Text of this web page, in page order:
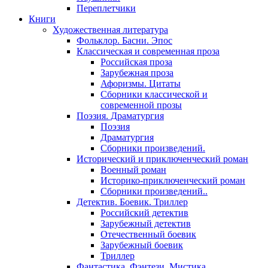
Переплетчики
Книги
Художественная литература
Фольклор. Басни. Эпос
Классическая и современная проза
Российская проза
Зарубежная проза
Афоризмы. Цитаты
Сборники классической и
современной прозы
Поэзия. Драматургия
Поэзия
Драматургия
Сборники произведений.
Исторический и приключенческий роман
Военный роман
Историко-приключенческий роман
Сборники произведений..
Детектив. Боевик. Триллер
Российский детектив
Зарубежный детектив
Отечественный боевик
Зарубежный боевик
Триллер